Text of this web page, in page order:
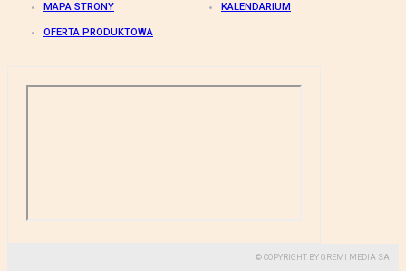
MAPA STRONY KALENDARIUM
OFERTA PRODUKTOWA
© COPYRIGHT BY GREMI MEDIA SA